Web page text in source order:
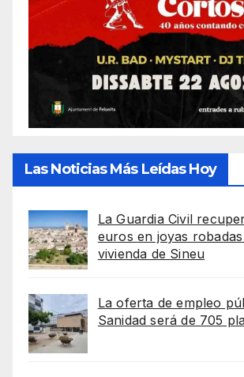
Las Noticias Más Leídas Hoy
La Guardia Civil
euros en joyas
vivienda de Sineu
La oferta de empleo
Sanidad será de 705